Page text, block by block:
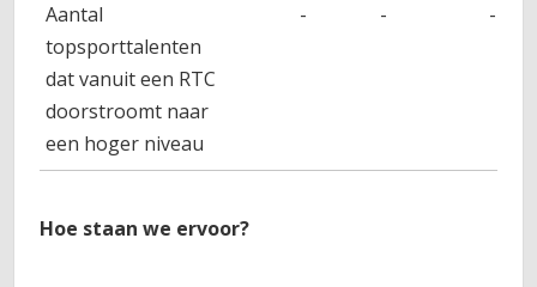
Aantal
topsporttalenten
dat vanuit een RTC
doorstroomt naar
een hoger niveau
- - -
Hoe staan we ervoor?